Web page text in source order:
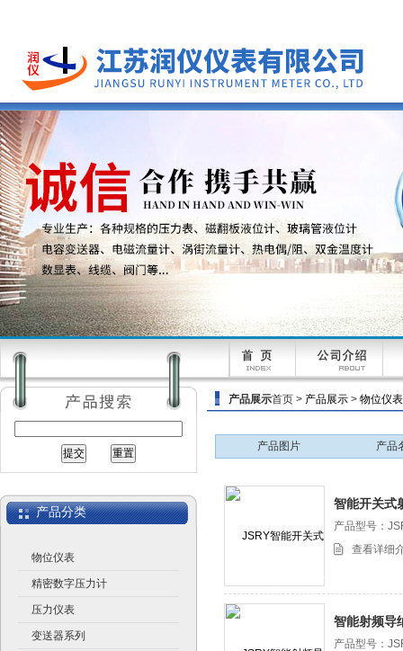
产品分类
物位仪表
精密数字压力计
压力仪表
变送器系列
产品展示首页 > 产品展示 > 物位仪表
产品图片 产品
智能开关式
产品型号：
查看详细
智能射频导
产品型号：